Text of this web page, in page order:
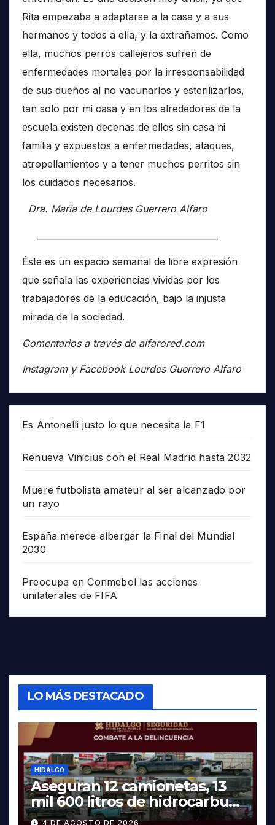
Rita empezaba a adaptarse a la casa y a sus
hermanos y todos a ella, y la extrañamos. Como
ella, muchos perros callejeros sufren de
enfermedades mortales por la irresponsabilidad
de sus dueños al no vacunarlos y esterilizarlos,
tan solo por mi casa y en los alrededores de la
escuela existen decenas de ellos sin casa ni
familia y expuestos a enfermedades, ataques,
atropellamientos y a tener muchos perritos sin
los cuidados necesarios.
Dra. María de Lourdes Guerrero Alfaro
Éste es un espacio semanal de libre expresión
que señala las experiencias vividas por los
trabajadores de la educación, bajo la injusta
mirada de la sociedad.
Comentarios a través de alfarored.com
Instagram y Facebook Lourdes Guerrero Alfaro
Es Antonelli justo lo que necesita la F1
Renueva Vinicius con el Real Madrid hasta 2032
Muere futbolista amateur al ser alcanzado por
un rayo
España merece albergar la Final del Mundial
2030
Preocupa en Conmebol las acciones
unilaterales de FIFA
LO MÁS DESTACADO
HIDALGO
Aseguran 12 camionetas, 13
mil 600 litros de hidrocarburo
y dos vehículos robados en
4 DE AGOSTO DE 2026